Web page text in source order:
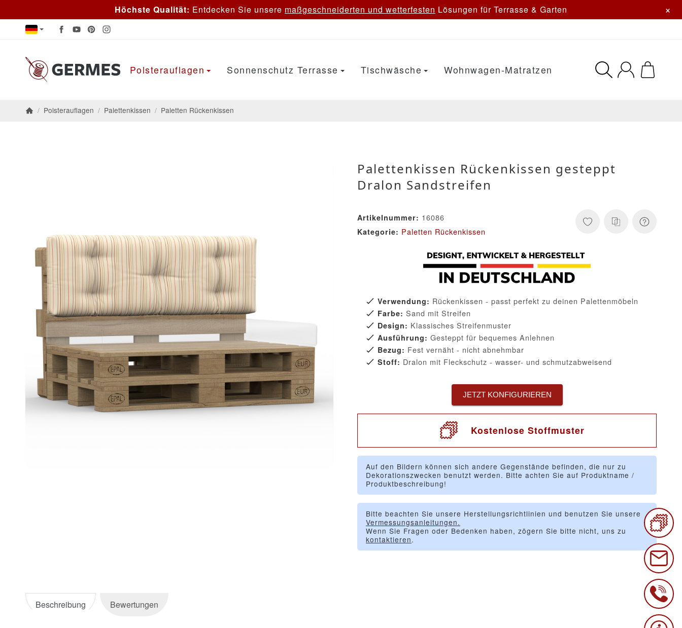
Höchste Qualität: Entdecken Sie unsere maßgeschneiderten und wetterfesten Lösungen für Terrasse & Garten ×
Polsterauflagen Sonnenschutz Terrasse Tischwäsche Wohnwagen-Matratzen
/ Polsterauflagen / Palettenkissen / Paletten Rückenkissen
Palettenkissen Rückenkissen gesteppt
Dralon Sandstreifen
Artikelnummer: 16086
Kategorie: Paletten Rückenkissen
Verwendung: Rückenkissen - passt perfekt zu deinen Palettenmöbeln
Farbe: Sand mit Streifen
Design: Klassisches Streifenmuster
Ausführung: Gesteppt für bequemes Anlehnen
Bezug: Fest vernäht - nicht abnehmbar
Stoff: Dralon mit Fleckschutz - wasser- und schmutzabweisend
JETZT KONFIGURIEREN
Kostenlose Stoffmuster
Auf den Bildern können sich andere Gegenstände befinden, die nur zu
Dekorationszwecken benutzt werden. Bitte achten Sie auf Produktname /
Produktbeschreibung!
Bitte beachten Sie unsere Herstellungsrichtlinien und benutzen Sie unsere
Vermessungsanleitungen.
Wenn Sie Fragen oder Bedenken haben, zögern Sie bitte nicht, uns zu
kontaktieren.
Beschreibung Bewertungen